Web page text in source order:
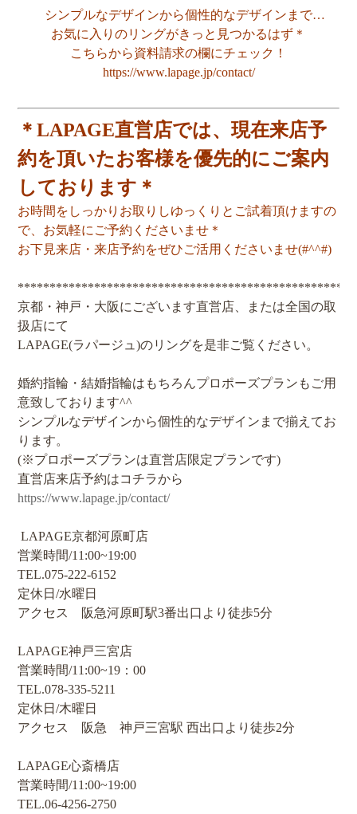
シンプルなデザインから個性的なデザインまで…
お気に入りのリングがきっと見つかるはず＊
こちらから資料請求の欄にチェック！
https://www.lapage.jp/contact/
＊LAPAGE直営店では、現在来店予
約を頂いたお客様を優先的にご案内
しております＊
お時間をしっかりお取りしゆっくりとご試着頂けますの
で、お気軽にご予約くださいませ＊
お下見来店・来店予約をぜひご活用くださいませ(#^^#)
*****************************************************
京都・神戸・大阪にございます直営店、または全国の取
扱店にて
LAPAGE(ラパージュ)のリングを是非ご覧ください。
婚約指輪・結婚指輪はもちろんプロポーズプランもご用
意致しております^^
シンプルなデザインから個性的なデザインまで揃えてお
ります。
(※プロポーズプランは直営店限定プランです)
直営店来店予約はコチラから
https://www.lapage.jp/contact/
LAPAGE京都河原町店
営業時間/11:00~19:00
TEL.075-222-6152
定休日/水曜日
アクセス 阪急河原町駅3番出口より徒歩5分
LAPAGE神戸三宮店
営業時間/11:00~19：00
TEL.078-335-5211
定休日/木曜日
アクセス 阪急 神戸三宮駅 西出口より徒歩2分
LAPAGE心斎橋店
営業時間/11:00~19:00
TEL.06-4256-2750